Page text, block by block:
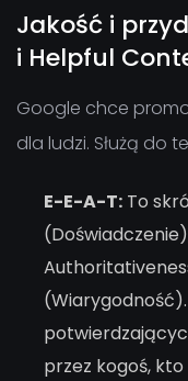
Jakość i
i Helpful
Google chce
dla ludzi. Służą do
E-E-A-T: To
przez kogoś,